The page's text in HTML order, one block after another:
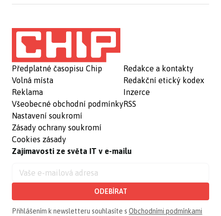
Předplatné časopisu Chip
Volná místa
Reklama
Všeobecné obchodní podmínky
Nastavení soukromí
Zásady ochrany soukromí
Cookies zásady
Redakce a kontakty
Redakční etický kodex
Inzerce
RSS
Zajímavosti ze světa IT v e-mailu
ODEBÍRAT
Přihlášením k newsletteru souhlasíte s Obchodními podmínkami